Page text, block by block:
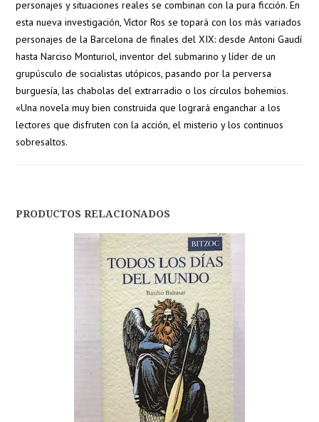
personajes y situaciones reales se combinan con la pura ficción. En
esta nueva investigación, Víctor Ros se topará con los más variados
personajes de la Barcelona de finales del XIX: desde Antoni Gaudí
hasta Narciso Monturiol, inventor del submarino y líder de un
grupúsculo de socialistas utópicos, pasando por la perversa
burguesía, las chabolas del extrarradio o los círculos bohemios.
«Una novela muy bien construida que logrará enganchar a los
lectores que disfruten con la acción, el misterio y los continuos
sobresaltos.
PRODUCTOS RELACIONADOS